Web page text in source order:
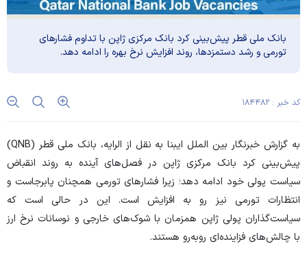
بانک ملی قطر پیش‌بینی کرد بانک مرکزی ژاپن با تداوم فشار‌های
تورمی و رشد دستمزدها، روند افزایش نرخ بهره را ادامه دهد.
کد خبر : ۱۸۴۴۸۲
به گزارش خبرنگار بین الملل ایبنا به نقل از الرایه
، بانک ملی قطر (QNB)
پیش‌بینی کرد بانک مرکزی ژاپن در فصل‌های آینده به روند انقباض
سیاست پولی خود ادامه دهد؛ زیرا فشار‌های تورمی همچنان پابرجاست و
انتظارات تورمی نیز رو به افزایش است. این در حالی است که
سیاست‌گذاران پولی ژاپن همزمان با شوک‌های خارجی و نوسانات نرخ ارز
با چالش‌های فزاینده‌ای روبه‌رو هستند.